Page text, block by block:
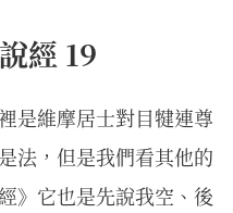
經 19
是維摩居士對目犍連尊
法，但是我們看其他的
》它也是先說我空、後